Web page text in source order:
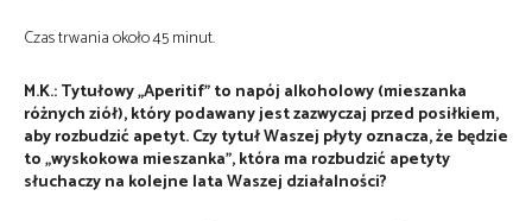
Czas trwania około 45 minut.
M.K.: Tytułowy „Aperitif” to napój alkoholowy (mieszanka
różnych ziół), który podawany jest zazwyczaj przed posiłkiem,
aby rozbudzić apetyt. Czy tytuł Waszej płyty oznacza, że będzie
to „wyskokowa mieszanka”, która ma rozbudzić apetyty
słuchaczy na kolejne lata Waszej działalności?